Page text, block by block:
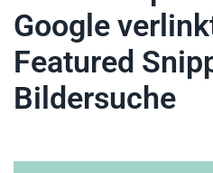
Google
Featured
Bildersuche